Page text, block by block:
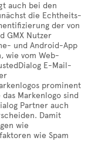
auch bei den
die Echtheits-
der von
GMX Nutzer
und Android-App
wie vom Web-
E-Mail-
prominent
Markenlogo sind
Partner auch
Damit
wie
wie Spam